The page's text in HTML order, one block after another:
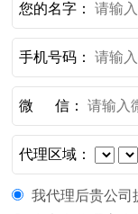
您的名字：
手机号码：
微 信：
代理区域：
我代理后贵公司